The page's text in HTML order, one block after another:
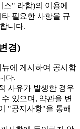
스" 라함)의 이용에
필요한 사항을 규
니다.
경)
에 게시하여 공시함
다.
사유가 발생한 경우
있으며, 약관을 변
"공지사항"을 통해